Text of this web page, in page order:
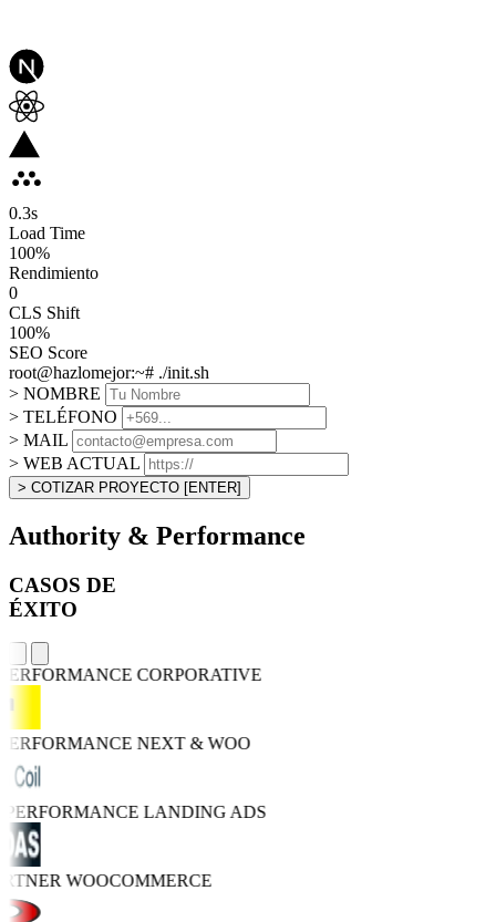
0.3s
Load Time
100%
Rendimiento
0
CLS Shift
100%
SEO Score
root@hazlomejor:~# ./init.sh
> NOMBRE
> TELÉFONO
> MAIL
> WEB ACTUAL
> COTIZAR PROYECTO [ENTER]
Authority & Performance
CASOS DE
ÉXITO
CORPORATIVE
NEXT & WOO
LANDING ADS
WOOCOMMERCE